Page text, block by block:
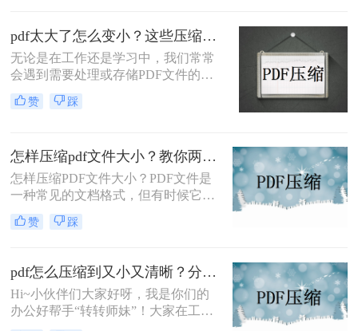
载过程中，它会花费大量的时间和流
量。那么，pdf文件如何压缩大小呢？
下面我将为你介绍三种有效的方法。
pdf太大了怎么变小？这些压缩方法亲测实用！
无论是在工作还是学习中，我们常常
会遇到需要处理或存储PDF文件的情
况。然而，有时候我们会发现一些
PDF文件太大，导致无法方便地分享
文将为大家介绍pdf太大了怎么变小方
法，帮助大家解决这一问题。
赞 踩
怎样压缩pdf文件大小？教你两个转换办法！
怎样压缩PDF文件大小？PDF文件是
一种常见的文档格式，但有时候它们
的文件大小可能会很大，难以通过电
子邮件或其他方式共享。在这种情况
文件，一起来看一下吧。
赞 踩
pdf怎么压缩到又小又清晰？分享三个好用的压缩方法！
Hi~小伙伴们大家好呀，我是你们的
办公好帮手“转转师妹”！大家在工作
中是否有萌生出这种想法：怎么在压